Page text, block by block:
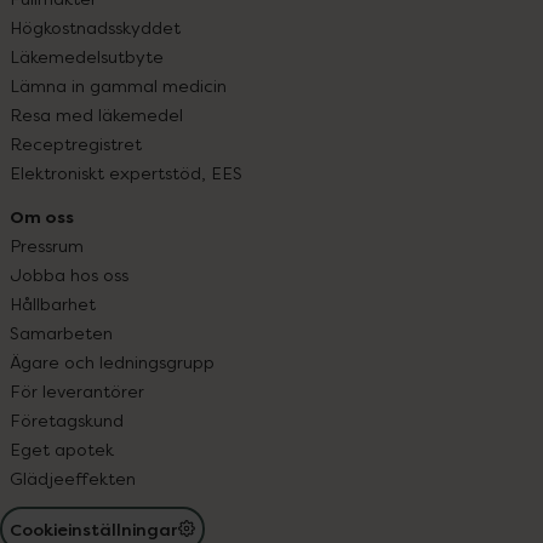
Högkostnadsskyddet
Läkemedelsutbyte
Lämna in gammal medicin
Resa med läkemedel
Receptregistret
Elektroniskt expertstöd, EES
Om oss
Pressrum
Jobba hos oss
Hållbarhet
Samarbeten
Ägare och ledningsgrupp
För leverantörer
Företagskund
Eget apotek
Glädjeeffekten
Cookieinställningar